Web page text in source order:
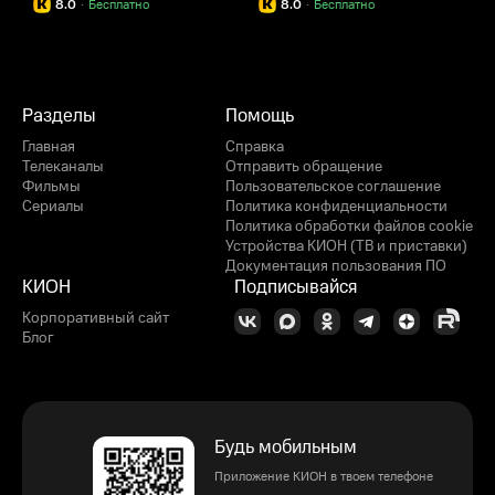
8.0 Бесплатно
· 8.0 Бесплатно
·
Разделы
Главная
Телеканалы
Фильмы
Сериалы
Помощь
Справка
Отправить обращение
Пользовательское соглашение
Политика конфиденциальности
Политика обработки файлов cookie
Устройства КИОН (ТВ и приставки)
Документация пользования ПО
КИОН
Корпоративный сайт
Блог
Подписывайся
Будь мобильным
Приложение КИОН в твоем телефоне